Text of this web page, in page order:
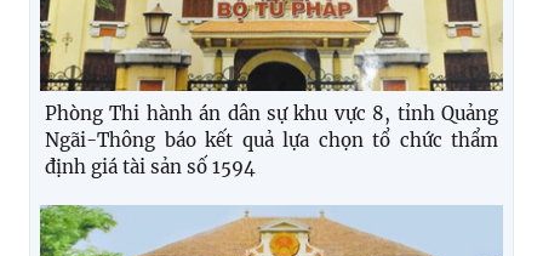
Phòng Thi hành án dân sự khu vực 8, tỉnh Quảng
Ngãi-Thông báo kết quả lựa chọn tổ chức thẩm
định giá tài sản số 1594